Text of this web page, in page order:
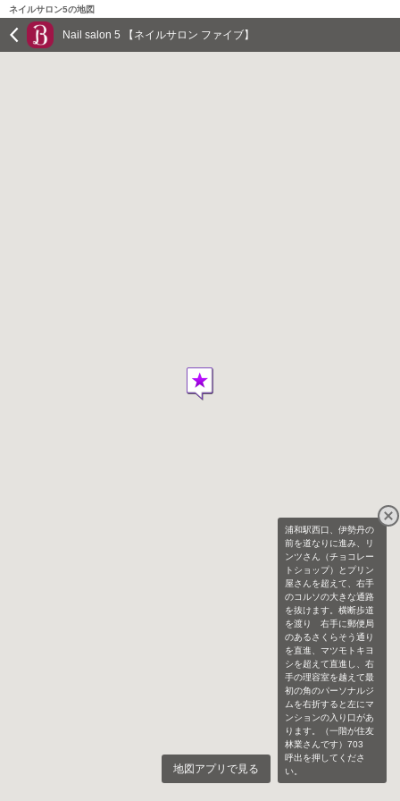
ネイルサロン5の地図
Nail salon 5 【ネイルサロン ファイブ】
浦和駅西口、伊勢丹の
前を道なりに進み、リ
ンツさん（チョコレー
トショップ）とプリン
屋さんを超えて、右手
のコルソの大きな通路
を抜けます。横断歩道
を渡り 右手に郵便局
のあるさくらそう通り
を直進、マツモトキヨ
シを超えて直進し、右
手の理容室を越えて最
初の角のパーソナルジ
ムを右折すると左にマ
ンションの入り口があ
ります。（一階が住友
林業さんです）703
呼出を押してくださ
い。
地図アプリで見る